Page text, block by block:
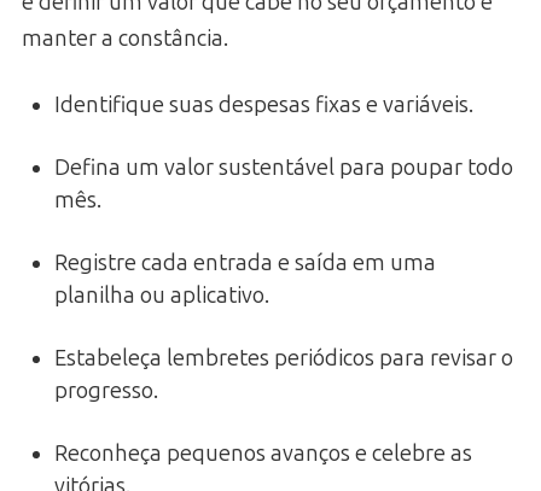
manter a constância.
Identifique suas despesas fixas e variáveis.
Defina um valor sustentável para poupar todo
mês.
Registre cada entrada e saída em uma
planilha ou aplicativo.
Estabeleça lembretes periódicos para revisar o
progresso.
Reconheça pequenos avanços e celebre as
vitórias.